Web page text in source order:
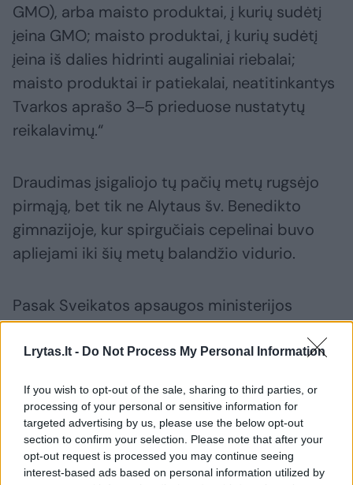
Lrytas.lt - Do Not Process My Personal Information
If you wish to opt-out of the sale, sharing to third parties, or
processing of your personal or sensitive information for
targeted advertising by us, please use the below opt-out
section to confirm your selection. Please note that after your
opt-out request is processed you may continue seeing
interest-based ads based on personal information utilized by
GMO), arba maisto produktai, į kurių sudėtį
įeina GMO; maisto produktai, į kurių sudėtį
įeina iš dalies hidrinti augaliniai riebalai;
maisto produktai ir patiekalai, neatitinkantys
Tvarkos aprašo 3‒5 prieduose nustatytų
reikalavimų.“
Draudimas įsigaliojo tų pačių metų rugsėjo
pirmąją, bet tik ne Alytaus šv. Benedikto
gimnazijoje, kur spirgučiais cepelinai buvo
apliejami iki šių metų balandžio vidurio.
Pasak Sveikatos apsaugos ministerijos
atstovų, „ministerija nėra kompetentinga
institucija vykdyti vaikų maitinimo
patikrinimų nevykdo. Juos vykdyti yra
įgaliota Valstybinė maisto ir veterinarijos
tarnyba.“